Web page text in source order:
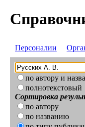
Персоналии
по автору и
полнотекстовый
Сортировка
по автору
по названию